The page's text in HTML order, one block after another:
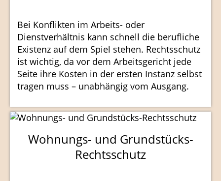
Bei Konflikten im Arbeits- oder
Dienstverhältnis kann schnell die berufliche
Existenz auf dem Spiel stehen. Rechtsschutz
ist wichtig, da vor dem Arbeitsgericht jede
Seite ihre Kosten in der ersten Instanz selbst
tragen muss – unabhängig vom Ausgang.
Wohnungs- und Grundstücks-
Rechtsschutz